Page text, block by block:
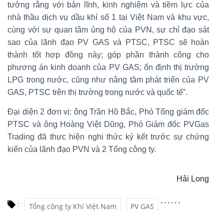
tưởng rằng với bản lĩnh, kinh nghiệm và tiềm lực của
nhà thầu dịch vụ dầu khí số 1 tại Việt Nam và khu vực,
cùng với sự quan tâm ủng hộ của PVN, sự chỉ đạo sát
sao của lãnh đạo PV GAS và PTSC, PTSC sẽ hoàn
thành tốt hợp đồng này; góp phần thành công cho
phương án kinh doanh của PV GAS; ổn định thị trường
LPG trong nước, cũng như nâng tầm phát triển của PV
GAS, PTSC trên thị trường trong nước và quốc tế”.
Đại diện 2 đơn vị: ông Trần Hồ Bắc, Phó Tổng giám đốc
PTSC và ông Hoàng Việt Dũng, Phó Giám đốc PVGas
Trading đã thực hiện nghi thức ký kết trước sự chứng
kiến của lãnh đạo PVN và 2 Tổng công ty.
Hải Long
: Tổng công ty Khí Việt Nam
,
PV GAS
, , , , ,